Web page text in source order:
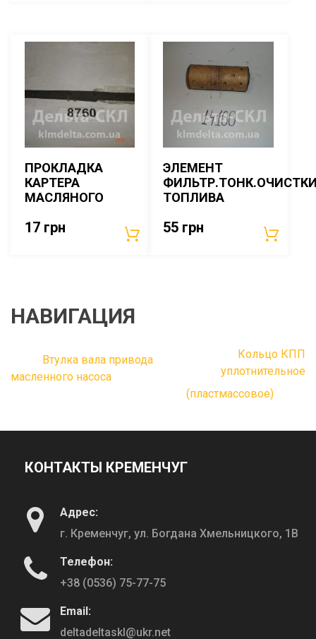
ПРОКЛАДКА
КАРТЕРА
МАСЛЯНОГО
17 грн
ЭЛЕМЕНТ
ТОПЛИВА
55 грн
НАВИГАЦИЯ
Втулка вала привода
масленного насоса
Кольцо КПП
уплотнительное
(пластмассовое)
КОНТАКТЫ КРЕМЕНЧУГ
Адрес:
г. Кременчуг, ул. Богдана Хмельницкого, 1В
Телефон:
+38 (0536) 75-77-75
Email:
deltadeltaskl@ukr.net